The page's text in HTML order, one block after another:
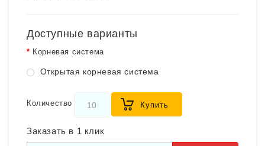
Доступные варианты
Корневая система
Открытая корневая система
Количество Купить
Заказать в 1 клик